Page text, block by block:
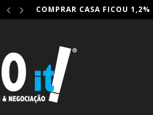
IRONHACK JUNTA-SE À DIG-